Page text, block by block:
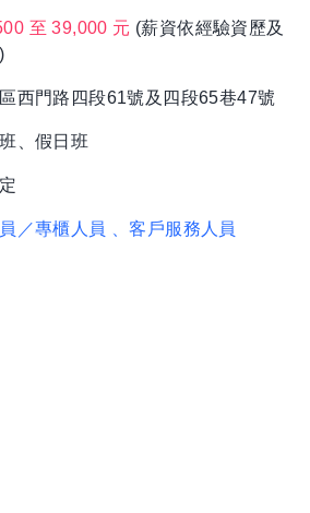
至 39,000 元 (薪資依經驗資歷及
西門路四段61號及四段65巷47號
、假日班
／專櫃人員 、客戶服務人員